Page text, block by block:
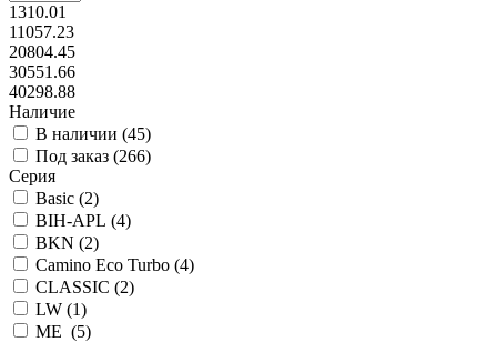
1310.01
11057.23
20804.45
30551.66
40298.88
Наличие
В наличии (45)
Под заказ (266)
Серия
Basic (2)
BIH-APL (4)
BKN (2)
Camino Eco Turbo (4)
CLASSIC (2)
LW (1)
ME (5)